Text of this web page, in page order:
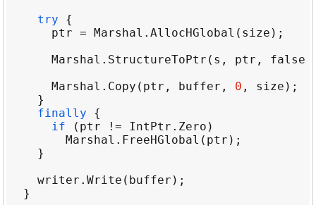
try
ptr = Marshal . AllocHGlobal ( size
Marshal . StructureToPtr ( s , ptr , false
Marshal . Copy ( ptr , buffer , 0 , size
finally
if ( ptr != IntPtr . Zero
Marshal . FreeHGlobal ( ptr
writer . Write ( buffer